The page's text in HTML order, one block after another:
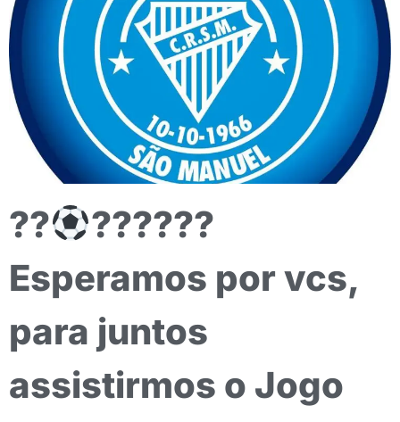
??
??????
Esperamos por vcs,
para juntos
assistirmos o Jogo